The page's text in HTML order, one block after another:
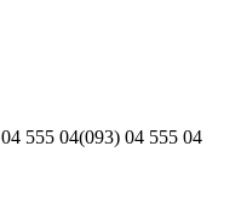
04 555 04(093) 04 555 04